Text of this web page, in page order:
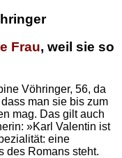
Frau, weil sie so
Vöhringer, 56, da
man sie bis zum
mag. Das gilt auch
»Karl Valentin ist
eine
des Romans steht.